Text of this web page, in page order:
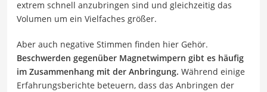
extrem schnell anzubringen sind und gleichzeitig das
Volumen um ein Vielfaches größer.
Aber auch negative Stimmen finden hier Gehör.
Beschwerden gegenüber Magnetwimpern gibt es häufig
im Zusammenhang mit der Anbringung. Während einige
Erfahrungsberichte beteuern, dass das Anbringen der